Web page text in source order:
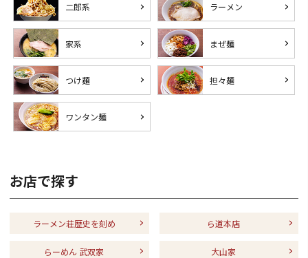
二郎系 ラーメン
家系 まぜ麺
つけ麺 担々麺
ワンタン麺
お店で探す
ラーメン荘歴史を刻め ら道本店
らーめん 武双家 大山家